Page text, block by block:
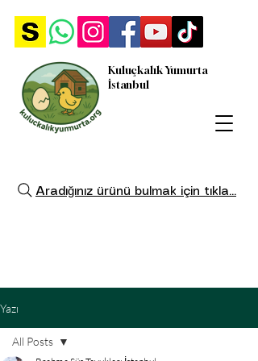
Kuluçkalık Yumurta
İstanbul
Aradığınız ürünü bulmak için tıkla...
Yazı
All Posts